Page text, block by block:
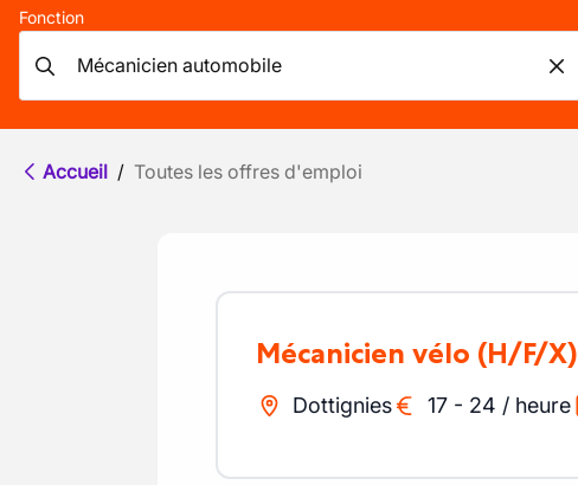
Fonction
Accueil / Toutes les offres d'emploi
Mécanicien vélo (H/F/X)
Dottignies 17 - 24 / heure